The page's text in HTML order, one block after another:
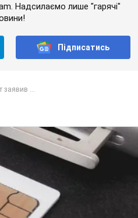
Надсилаємо лише "гарячі"
Підписатись
заявив ...